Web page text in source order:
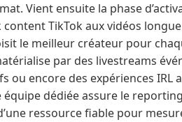
Vient ensuite la phase
TikTok aux vidéos
le meilleur créateur pour
par des livestreams
encore des expériences IRL
dédiée assure le
ressource fiable pour